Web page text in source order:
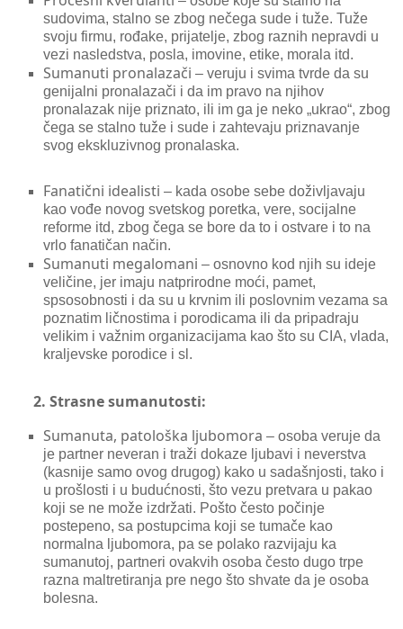
sudovima, stalno se zbog nečega sude i tuže. Tuže
svoju firmu, rođake, prijatelje, zbog raznih nepravdi u
vezi nasledstva, posla, imovine, etike, morala itd.
Sumanuti pronalazači – veruju i svima tvrde da su
genijalni pronalazači i da im pravo na njihov
pronalazak nije priznato, ili im ga je neko „ukrao“, zbog
čega se stalno tuže i sude i zahtevaju priznavanje
svog ekskluzivnog pronalaska.
Fanatični idealisti – kada osobe sebe doživljavaju
kao vođe novog svetskog poretka, vere, socijalne
reforme itd, zbog čega se bore da to i ostvare i to na
vrlo fanatičan način.
Sumanuti megalomani – osnovno kod njih su ideje
veličine, jer imaju natprirodne moći, pamet,
spsosobnosti i da su u krvnim ili poslovnim vezama sa
poznatim ličnostima i porodicama ili da pripadraju
velikim i važnim organizacijama kao što su CIA, vlada,
kraljevske porodice i sl.
2. Strasne sumanutosti:
Sumanuta, patološka ljubomora– osoba veruje da
je partner neveran i traži dokaze ljubavi i neverstva
(kasnije samo ovog drugog) kako u sadašnjosti, tako i
u prošlosti i u budućnosti, što vezu pretvara u pakao
koji se ne može izdržati. Pošto često počinje
postepeno, sa postupcima koji se tumače kao
normalna ljubomora, pa se polako razvijaju ka
sumanutoj, partneri ovakvih osoba često dugo trpe
razna maltretiranja pre nego što shvate da je osoba
bolesna.